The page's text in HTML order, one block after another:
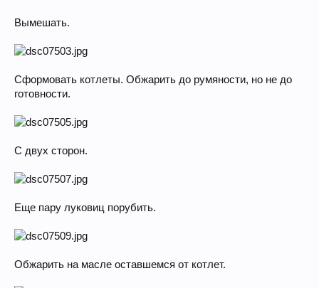
Вымешать.
Сформовать котлеты. Обжарить до румяности, но не до
готовности.
С двух сторон.
Еще пару луковиц порубить.
Обжарить на масле оставшемся от котлет.